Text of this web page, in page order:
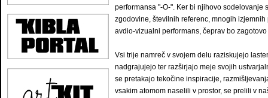
performansa "-O-". Ker bi njihovo
zgodovine, številnih referenc, mnogih
avdio-vizualni performans, čeprav bo
Vsi trije namreč v svojem delu raziskujejo
nadgrajujejo ter razširjajo meje svojih
se pretakajo tekočine inspiracije,
vsakim atomom naselili v prostor, se prelili v